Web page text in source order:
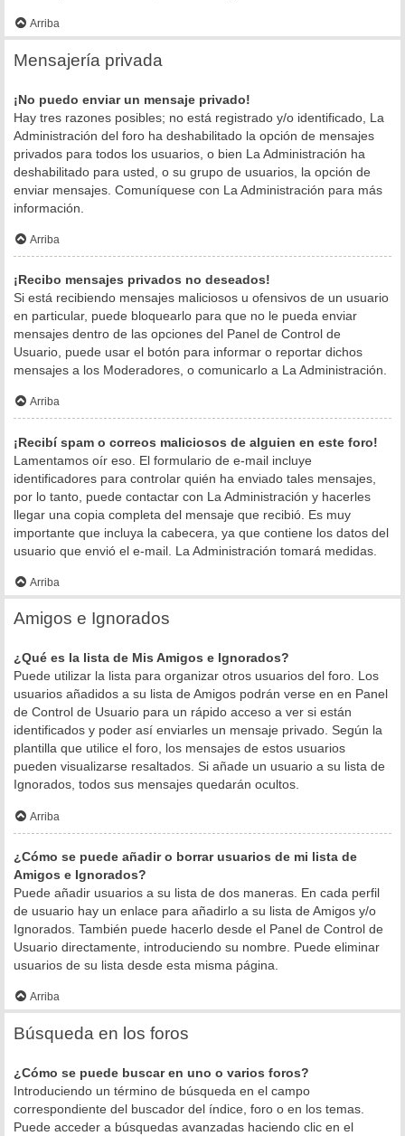
Arriba
Mensajería privada
¡No puedo enviar un mensaje privado!
Hay tres razones posibles; no está registrado y/o identificado, La
Administración del foro ha deshabilitado la opción de mensajes
privados para todos los usuarios, o bien La Administración ha
deshabilitado para usted, o su grupo de usuarios, la opción de
enviar mensajes. Comuníquese con La Administración para más
información.
Arriba
¡Recibo mensajes privados no deseados!
Si está recibiendo mensajes maliciosos u ofensivos de un usuario
en particular, puede bloquearlo para que no le pueda enviar
mensajes dentro de las opciones del Panel de Control de
Usuario, puede usar el botón para informar o reportar dichos
mensajes a los Moderadores, o comunicarlo a La Administración.
Arriba
¡Recibí spam o correos maliciosos de alguien en este foro!
Lamentamos oír eso. El formulario de e-mail incluye
identificadores para controlar quién ha enviado tales mensajes,
por lo tanto, puede contactar con La Administración y hacerles
llegar una copia completa del mensaje que recibió. Es muy
importante que incluya la cabecera, ya que contiene los datos del
usuario que envió el e-mail. La Administración tomará medidas.
Arriba
Amigos e Ignorados
¿Qué es la lista de Mis Amigos e Ignorados?
Puede utilizar la lista para organizar otros usuarios del foro. Los
usuarios añadidos a su lista de Amigos podrán verse en en Panel
de Control de Usuario para un rápido acceso a ver si están
identificados y poder así enviarles un mensaje privado. Según la
plantilla que utilice el foro, los mensajes de estos usuarios
pueden visualizarse resaltados. Si añade un usuario a su lista de
Ignorados, todos sus mensajes quedarán ocultos.
Arriba
¿Cómo se puede añadir o borrar usuarios de mi lista de
Amigos e Ignorados?
Puede añadir usuarios a su lista de dos maneras. En cada perfil
de usuario hay un enlace para añadirlo a su lista de Amigos y/o
Ignorados. También puede hacerlo desde el Panel de Control de
Usuario directamente, introduciendo su nombre. Puede eliminar
usuarios de su lista desde esta misma página.
Arriba
Búsqueda en los foros
¿Cómo se puede buscar en uno o varios foros?
Introduciendo un término de búsqueda en el campo
correspondiente del buscador del índice, foro o en los temas.
Puede acceder a búsquedas avanzadas haciendo clic en el